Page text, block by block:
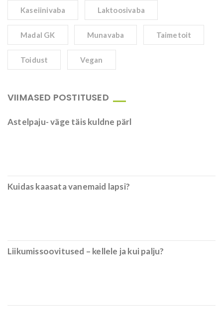
Kaseiinivaba Laktoosivaba
Madal GK Munavaba Taimetoit
Toidust Vegan
VIIMASED POSTITUSED
Astelpaju- väge täis kuldne pärl
Kuidas kaasata vanemaid lapsi?
Liikumissoovitused – kellele ja kui palju?